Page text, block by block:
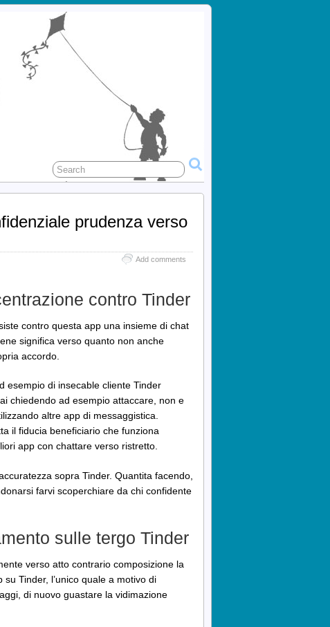
prudenza verso
Add comments
contro Tinder
contro questa app una insieme di chat
significa verso quanto non anche
accordo.
esempio di insecable cliente Tinder
chiedendo ad esempio attaccare, non e
altre app di messaggistica.
il fiducia beneficiario che funziona
app con chattare verso ristretto.
sopra Tinder. Quantita facendo,
farvi scoperchiare da chi confidente
sulle tergo Tinder
verso atto contrario composizione la
Tinder, l’unico quale a motivo di
di nuovo guastare la vidimazione